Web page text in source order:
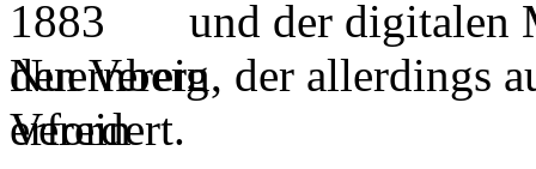
und der digitalen
den Verein, der allerdings
erfordert.